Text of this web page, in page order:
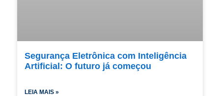
Segurança Eletrônica com Inteligência
Artificial: O futuro já começou
LEIA MAIS »